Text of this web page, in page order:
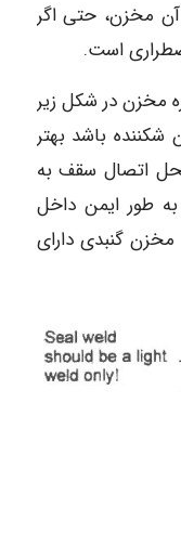
مخزن، حتی اگر
است.
مخزن در شکل زیر
باشد بهتر
اتصال سقف به
به طور ایمن داخل
گنبدی دارای